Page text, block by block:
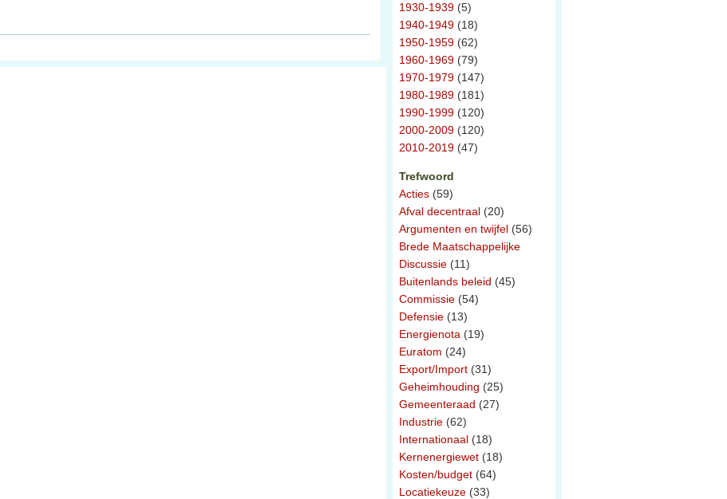
1930-1939 (5)
1940-1949 (18)
1950-1959 (62)
1960-1969 (79)
1970-1979 (147)
1980-1989 (181)
1990-1999 (120)
2000-2009 (120)
2010-2019 (47)
Trefwoord
Acties (59)
Afval decentraal (20)
Argumenten en twijfel (56)
Brede Maatschappelijke
Discussie (11)
Buitenlands beleid (45)
Commissie (54)
Defensie (13)
Energienota (19)
Euratom (24)
Export/Import (31)
Geheimhouding (25)
Gemeenteraad (27)
Industrie (62)
Internationaal (18)
Kernenergiewet (18)
Kosten/budget (64)
Locatiekeuze (33)